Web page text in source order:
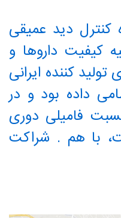
کنترل دید عمیقی
کیفیت داروها و
کننده ایرانی
داده بود و در
نسبت فامیلی دوری
با هم . شراکت